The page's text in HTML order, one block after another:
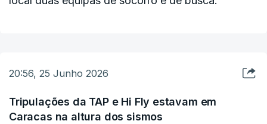
comunidades que acolhem um elevado número de
20:56, 25 Junho 2026
Tripulações da TAP e Hi Fly estavam em
Caracas na altura dos sismos